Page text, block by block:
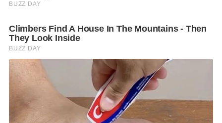
1. สิทธิการยกเว้นการตรวจลงตราประเภท ผ.30 อยู่ใน
2. ตามสิทธิการยกเว้นการตรวจลงตราประเภท ผผ.30 อยู่
ในราชอาณาจักรเป็นการชั่วคราวได้ไม่เกิน 30 วัน และ
3. สิทธิการยกเว้นการตรวจลงตราประเภท ผ.90 อยู่ใน
ราชอาณาจักรเป็นการชั่วคราวได้ไม่เกิน 90 วัน
นายกรัฐมนตรียังได้มอบหมายให้กระทรวงมหาดไทย